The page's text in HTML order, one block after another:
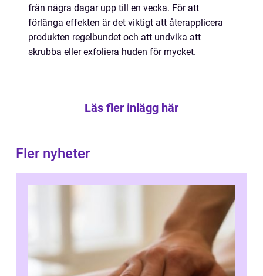
från några dagar upp till en vecka. För att
förlänga effekten är det viktigt att återapplicera
produkten regelbundet och att undvika att
skrubba eller exfoliera huden för mycket.
Läs fler inlägg här
Fler nyheter